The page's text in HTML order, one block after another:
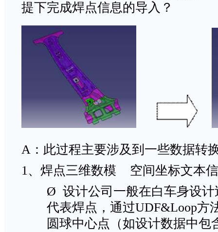
提下完成焊点信息的导入？
A：此过程主要涉及到一些数据转
1、焊点三维数模 空间坐标文本
Ø 设计公司一般在白车身设计
代表焊点，通过UDF&Loop方
圆球中心点（如设计数据中包